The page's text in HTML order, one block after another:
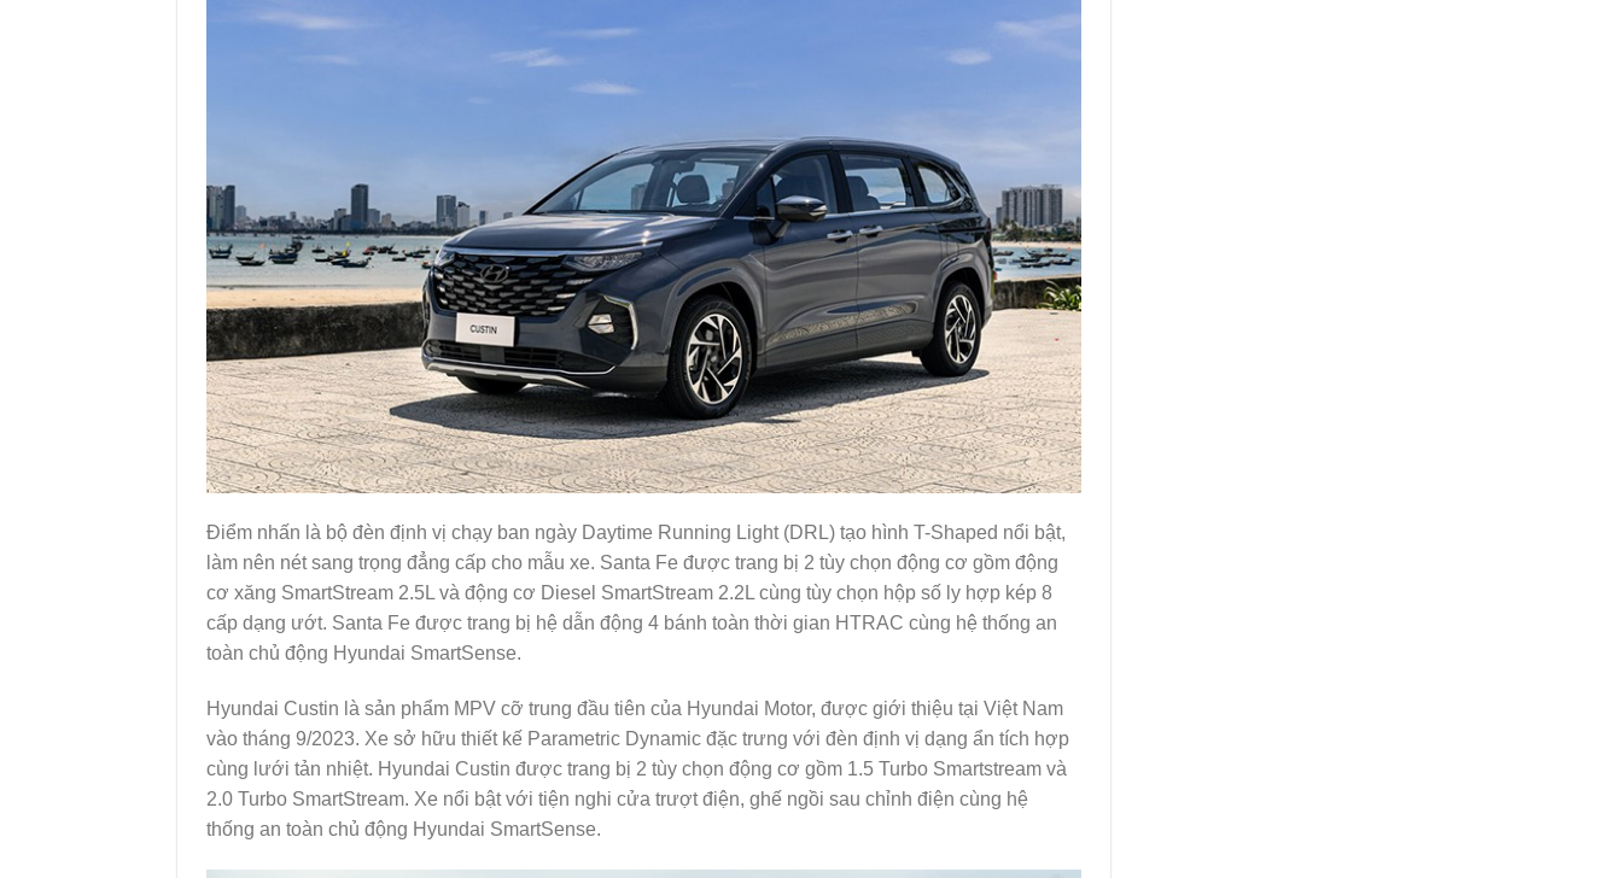
Điểm nhấn là bộ đèn định vị chạy ban ngày Daytime Running Light (DRL) tạo hình T-Shaped nổi bật,
làm nên nét sang trọng đẳng cấp cho mẫu xe. Santa Fe được trang bị 2 tùy chọn động cơ gồm động
cơ xăng SmartStream 2.5L và động cơ Diesel SmartStream 2.2L cùng tùy chọn hộp số ly hợp kép 8
cấp dạng ướt. Santa Fe được trang bị hệ dẫn động 4 bánh toàn thời gian HTRAC cùng hệ thống an
toàn chủ động Hyundai SmartSense.
Hyundai Custin là sản phẩm MPV cỡ trung đầu tiên của Hyundai Motor, được giới thiệu tại Việt Nam
vào tháng 9/2023. Xe sở hữu thiết kế Parametric Dynamic đặc trưng với đèn định vị dạng ẩn tích hợp
cùng lưới tản nhiệt. Hyundai Custin được trang bị 2 tùy chọn động cơ gồm 1.5 Turbo Smartstream và
2.0 Turbo SmartStream. Xe nổi bật với tiện nghi cửa trượt điện, ghế ngồi sau chỉnh điện cùng hệ
thống an toàn chủ động Hyundai SmartSense.